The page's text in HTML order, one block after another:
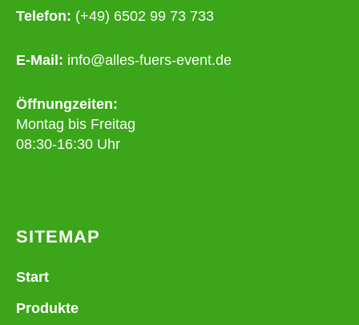
Telefon: (+49) 6502 99 73 733
E-Mail: info@alles-fuers-event.de
Öffnungzeiten:
Montag bis Freitag
08:30-16:30 Uhr
SITEMAP
Start
Produkte